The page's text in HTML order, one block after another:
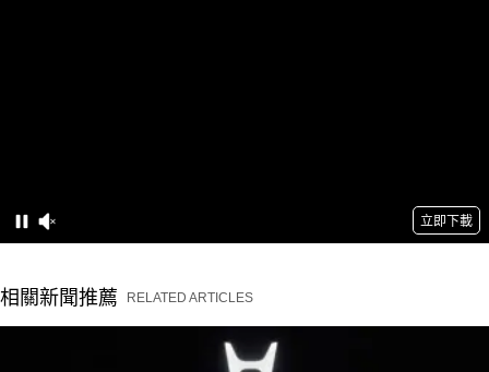
相關新聞推薦 RELATED ARTICLES